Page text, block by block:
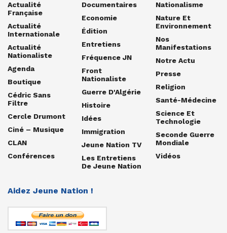
Actualité
Française
Actualité
Internationale
Actualité
Nationaliste
Agenda
Boutique
Cédric Sans
Filtre
Cercle Drumont
Ciné – Musique
CLAN
Conférences
Documentaires
Economie
Édition
Entretiens
Fréquence JN
Front
Nationaliste
Guerre D'Algérie
Histoire
Idées
Immigration
Jeune Nation TV
Les Entretiens
De Jeune Nation
Nationalisme
Nature Et
Environnement
Nos
Manifestations
Notre Actu
Presse
Religion
Santé-Médecine
Science Et
Technologie
Seconde Guerre
Mondiale
Vidéos
Aidez Jeune Nation !